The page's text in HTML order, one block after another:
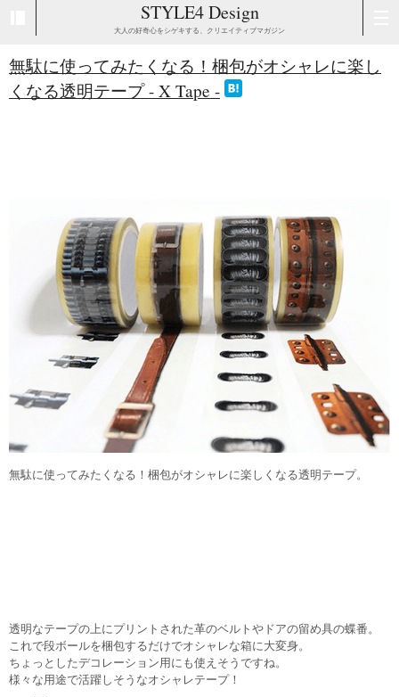
STYLE4 Design
大人の好奇心をシゲキする、クリエイティブマガジン
無駄に使ってみたくなる！梱包がオシャレに楽し
くなる透明テープ - X Tape -
無駄に使ってみたくなる！梱包がオシャレに楽しくなる透明テープ。
透明なテープの上にプリントされた革のベルトやドアの留め具の蝶番。
これで段ボールを梱包するだけでオシャレな箱に大変身。
ちょっとしたデコレーション用にも使えそうですね。
様々な用途で活躍しそうなオシャレテープ！